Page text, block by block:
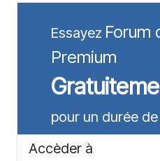
Essayez Forum
Premium
pour un durée de
Accèder à